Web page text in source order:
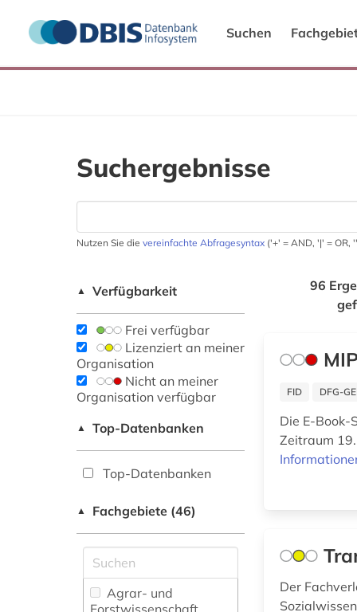
Suchen
Suchergebnisse
Nutzen Sie die vereinfachte Abfragesyntax ('+' = AND, '|' = OR,
▲ Verfügbarkeit
Frei verfügbar
Lizenziert an meiner
Organisation
Nicht an meiner
Organisation verfügbar
▲ Top-Datenbanken
Top-Datenbanken
▲ Fachgebiete (46)
Agrar- und
96
FID DFG-
Die E-Book-
Zeitraum
Der